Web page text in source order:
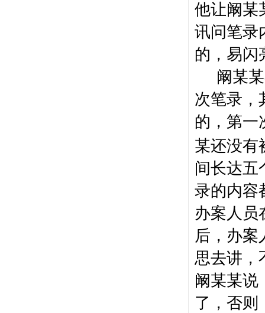
他让阚某
讯问笔录
的，易闪
阚某
次笔录，
的，第一
某还没有
间长达五
录的内容
办案人员
后，办案
思去讲，
阚某某说
了，否则